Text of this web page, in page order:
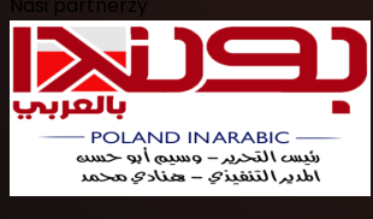
Nasi partnerzy